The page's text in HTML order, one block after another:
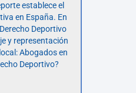
establece el
en España. En
Deportivo
y representación
Abogados en
Deportivo?